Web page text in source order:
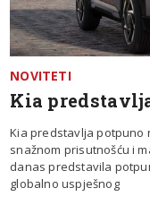
NOVITETI
Kia
Kia predstavlja potpuno
snažnom prisutnošću i
danas predstavila
globalno uspješnog